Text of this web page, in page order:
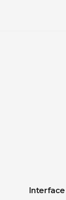
Interface